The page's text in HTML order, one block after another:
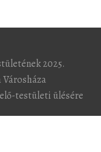
2025.
testületi ülésére